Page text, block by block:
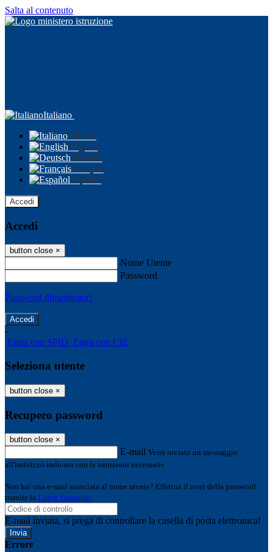
Salta al contenuto
Italiano
Italiano
English
Deutsch
Français
Español
Accedi
Accedi
button close ×
Nome Utente
Password
Password dimenticata?
-
Entra con SPID Entra con CIE
Seleziona utente
button close ×
Recupero password
button close ×
E-mail Verrà inviato un messaggio
all'indirizzo indicato con le istruzioni necessarie.
Non hai una e-mail associata al nome utente? Effettua il reset della password
tramite la Login Spaggiari
E-mail inviata, si prega di controllare la casella di posta elettronica!
Errore